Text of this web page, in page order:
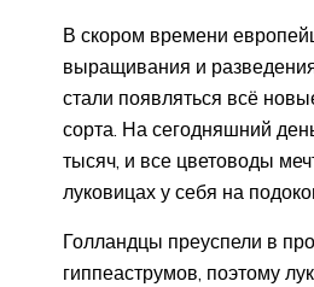
В скором времени
выращивания и
стали появляться всё
сорта. На сегодняшний
тысяч, и все цветоводы
луковицах у себя на
Голландцы преуспели в
гиппеаструмов, поэтому